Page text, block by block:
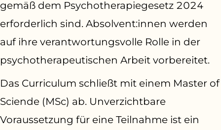
gemäß dem Psychotherapiegesetz 2024
erforderlich sind. Absolvent:innen werden
auf ihre verantwortungs­volle Rolle in der
psychotherapeutischen Arbeit vorbereitet.
Das Curriculum schließt mit einem Master of
Sciende (MSc) ab. Unverzichtbare
Voraussetzung für eine Teilnahme ist ein